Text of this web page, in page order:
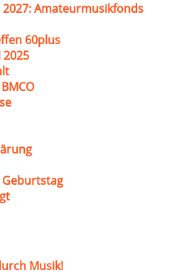
Amateurmusikfonds
60plus
Geburtstag
Musik!